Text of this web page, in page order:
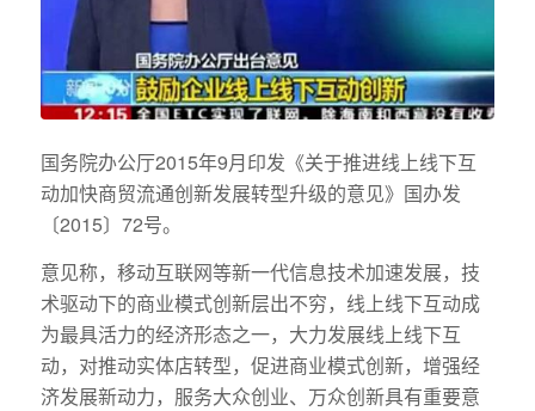
国务院办公厅2015年9月印发《关于推进线上线下互
动加快商贸流通创新发展转型升级的意见》国办发
〔2015〕72号。
意见称，移动互联网等新一代信息技术加速发展，技
术驱动下的商业模式创新层出不穷，线上线下互动成
为最具活力的经济形态之一，大力发展线上线下互
动，对推动实体店转型，促进商业模式创新，增强经
济发展新动力，服务大众创业、万众创新具有重要意